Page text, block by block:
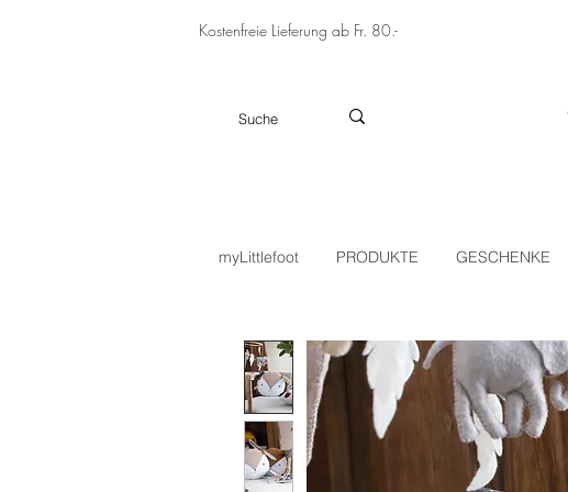
Kostenfreie Lieferung ab Fr. 80.-
myLittlefoot PRODUKTE GESCHENKE